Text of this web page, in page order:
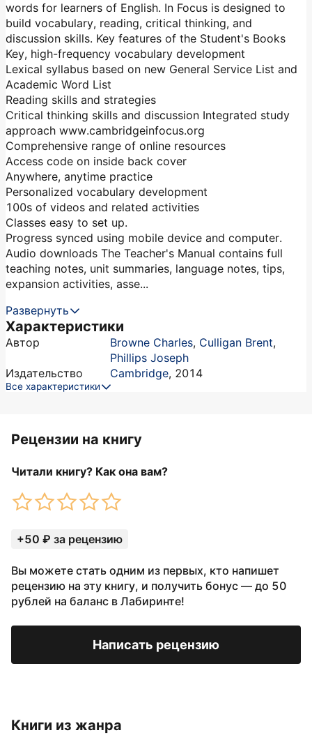
words for learners of English. In Focus is designed to
build vocabulary, reading, critical thinking, and
discussion skills. Key features of the Student's Books
Key, high-frequency vocabulary development
Lexical syllabus based on new General Service List and
Academic Word List
Reading skills and strategies
Critical thinking skills and discussion Integrated study
approach www.cambridgeinfocus.org
Comprehensive range of online resources
Access code on inside back cover
Anywhere, anytime practice
Personalized vocabulary development
100s of videos and related activities
Classes easy to set up.
Progress synced using mobile device and computer.
Audio downloads The Teacher's Manual contains full
teaching notes, unit summaries, language notes, tips,
expansion activities, asse...
Развернуть
Характеристики
Автор Browne Charles, Culligan Brent,
Phillips Joseph
Издательство
Cambridge, 2014
Все характеристики
Рецензии на книгу
Читали книгу? Как она вам?
+50 ₽ за рецензию
Вы можете стать одним из первых, кто напишет
рецензию на эту книгу, и получить бонус — до 50
рублей на баланс в Лабиринте!
Написать рецензию
Книги из жанра